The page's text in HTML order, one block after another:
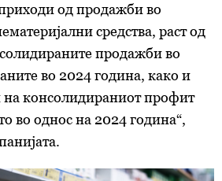
од продажби во
средства, раст од
продажби во
во 2024 година, како и
на консолидираниот профит
во однос на 2024 година“,